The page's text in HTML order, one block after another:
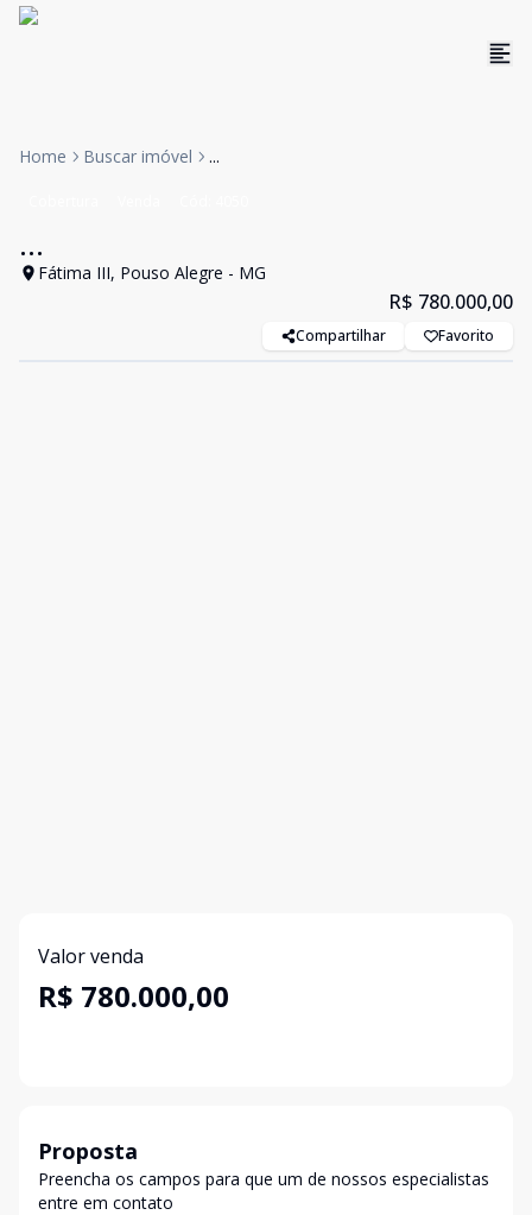
Home Buscar imóvel ...
...
Fátima III, Pouso Alegre - MG
R$ 780.000,00
Compartilhar Favorito
Valor venda
R$ 780.000,00
Proposta
Preencha os campos para que um de nossos especialistas
entre em contato